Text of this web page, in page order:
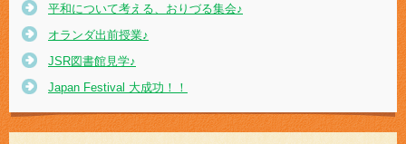
平和について考える、おりづる集会♪
オランダ出前授業♪
JSR図書館見学♪
Japan Festival 大成功！！